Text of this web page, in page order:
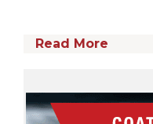
Read More